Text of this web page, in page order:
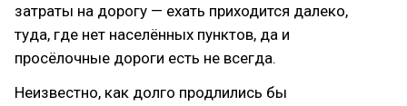
затраты на дорогу — ехать приходится далеко,
туда, где нет населённых пунктов, да и
просёлочные дороги есть не всегда.
Неизвестно, как долго продлились бы